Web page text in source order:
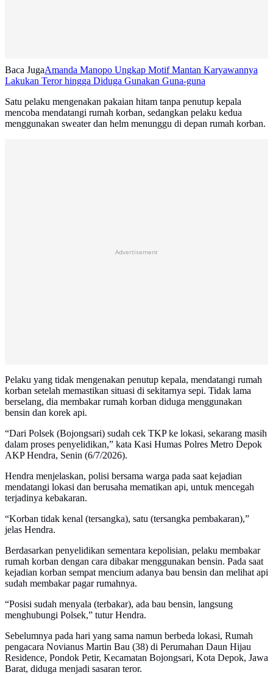
Baca JugaAmanda Manopo Ungkap Motif Mantan Karyawannya
Lakukan Teror hingga Diduga Gunakan Guna-guna
Satu pelaku mengenakan pakaian hitam tanpa penutup kepala
mencoba mendatangi rumah korban, sedangkan pelaku kedua
menggunakan sweater dan helm menunggu di depan rumah korban.
Advertisement
Pelaku yang tidak mengenakan penutup kepala, mendatangi rumah
korban setelah memastikan situasi di sekitarnya sepi. Tidak lama
berselang, dia membakar rumah korban diduga menggunakan
bensin dan korek api.
“Dari Polsek (Bojongsari) sudah cek TKP ke lokasi, sekarang masih
dalam proses penyelidikan,” kata Kasi Humas Polres Metro Depok
AKP Hendra, Senin (6/7/2026).
Hendra menjelaskan, polisi bersama warga pada saat kejadian
mendatangi lokasi dan berusaha mematikan api, untuk mencegah
terjadinya kebakaran.
“Korban tidak kenal (tersangka), satu (tersangka pembakaran),”
jelas Hendra.
Berdasarkan penyelidikan sementara kepolisian, pelaku membakar
rumah korban dengan cara dibakar menggunakan bensin. Pada saat
kejadian korban sempat mencium adanya bau bensin dan melihat api
sudah membakar pagar rumahnya.
“Posisi sudah menyala (terbakar), ada bau bensin, langsung
menghubungi Polsek,” tutur Hendra.
Sebelumnya pada hari yang sama namun berbeda lokasi, Rumah
pengacara Novianus Martin Bau (38) di Perumahan Daun Hijau
Residence, Pondok Petir, Kecamatan Bojongsari, Kota Depok, Jawa
Barat, diduga menjadi sasaran teror.